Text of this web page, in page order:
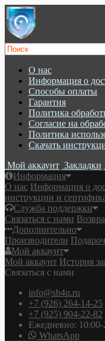
О нас
Информация о
Cпособы оплаты
Гарантия
Политика
Согласие на
Политика
Скачать
Мой аккаунт Закладки
Информация
О нас Информация о
инструкции и
Служба поддержки
Связаться с нами
Дополнительно
Производители
Мой аккаунт
Мой аккаунт История
Связаться с нами
info@sb4u.ru
+7 (926) 264-14-25
+7 (925) 904-22-82
Ежедневно: 10:00-
WhatsApp